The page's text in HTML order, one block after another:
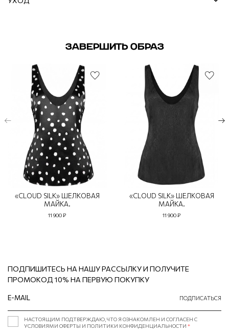
ЗАВЕРШИТЬ ОБРАЗ
«CLOUD SILK» ШЕЛКОВАЯ
МАЙКА.
11 900 ₽
«CLOUD SILK» ШЕЛКОВАЯ
МАЙКА.
11 900 ₽
ПОДПИШИТЕСЬ НА НАШУ РАССЫЛКУ И ПОЛУЧИТЕ
ПРОМОКОД 10% НА ПЕРВУЮ ПОКУПКУ
ПОДПИСАТЬСЯ
НАСТОЯЩИМ ПОДТВЕРЖДАЮ, ЧТО Я ОЗНАКОМЛЕН И СОГЛАСЕН С
УСЛОВИЯМИ ОФЕРТЫ И ПОЛИТИКИ КОНФИДЕНЦИАЛЬНОСТИ*